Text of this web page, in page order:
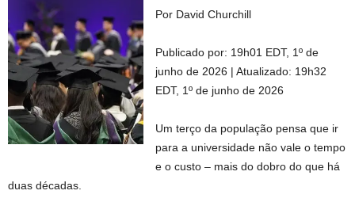
Por David Churchill
Publicado por: 19h01 EDT, 1º de
junho de 2026 |Atualizado: 19h32
EDT, 1º de junho de 2026
Um terço da população pensa que ir
para a universidade não vale o tempo
e o custo – mais do dobro do que há
duas décadas.